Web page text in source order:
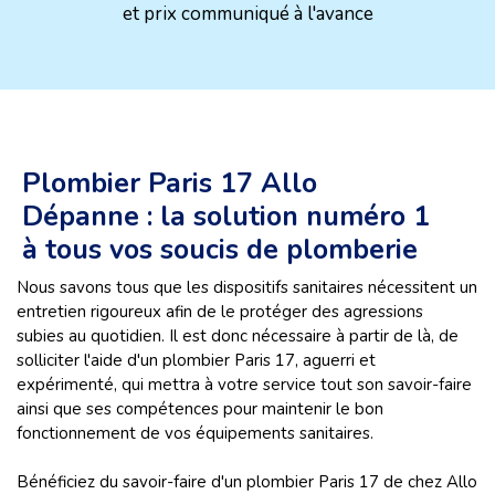
et prix communiqué à l'avance
Plombier Paris 17 Allo
Dépanne : la solution numéro 1
à tous vos soucis de plomberie
Nous savons tous que les dispositifs sanitaires nécessitent un
entretien rigoureux afin de le protéger des agressions
subies au quotidien. Il est donc nécessaire à partir de là, de
solliciter l'aide d'un plombier Paris 17, aguerri et
expérimenté, qui mettra à votre service tout son savoir-faire
ainsi que ses compétences pour maintenir le bon
fonctionnement de vos équipements sanitaires.
Bénéficiez du savoir-faire d'un plombier Paris 17 de chez Allo